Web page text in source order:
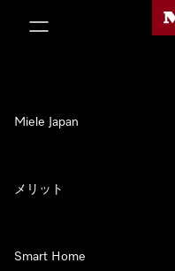
Miele Japan
メリット
Smart Home